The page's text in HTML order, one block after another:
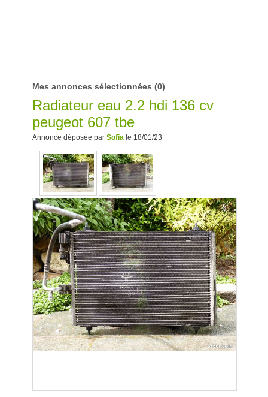
Mes annonces sélectionnées (0)
Radiateur eau 2.2 hdi 136 cv
peugeot 607 tbe
Annonce déposée par Sofia le 18/01/23